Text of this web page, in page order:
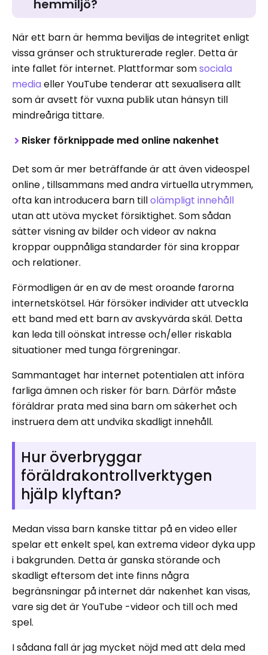
hemmiljö?
När ett barn är hemma beviljas de integritet enligt
vissa gränser och strukturerade regler. Detta är
inte fallet för internet. Plattformar somsociala
media eller YouTube tenderar att sexualisera allt
som är avsett för vuxna publik utan hänsyn till
mindreåriga tittare.
Risker förknippade med online nakenhet
Det som är mer beträffande är att även videospel
online , tillsammans med andra virtuella utrymmen,
ofta kan introducera barn tillolämpligt innehåll
utan att utöva mycket försiktighet. Som sådan
sätter visning av bilder och videor av nakna
kroppar ouppnåliga standarder för sina kroppar
och relationer.
Förmodligen är en av de mest oroande farorna
internetskötsel. Här försöker individer att utveckla
ett band med ett barn av avskyvärda skäl. Detta
kan leda till oönskat intresse och/eller riskabla
situationer med tunga förgreningar.
Sammantaget har internet potentialen att införa
farliga ämnen och risker för barn. Därför måste
föräldrar prata med sina barn om säkerhet och
instruera dem att undvika skadligt innehåll.
Hur överbryggar
föräldrakontrollverktygen
hjälp klyftan?
Medan vissa barn kanske tittar på en video eller
spelar ett enkelt spel, kan extrema videor dyka upp
i bakgrunden. Detta är ganska störande och
skadligt eftersom det inte finns några
begränsningar på internet där nakenhet kan visas,
vare sig det är YouTube -videor och till och med
spel.
I sådana fall är jag mycket nöjd med att dela med